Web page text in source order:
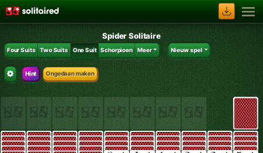
Spider Solitaire
Four Suits Two Suits One Suit Schorpioen Meer Nieuw spel
Hint Ongedaan maken